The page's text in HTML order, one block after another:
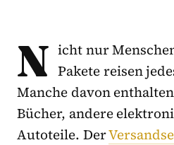
N icht nur
Pakete reisen
Manche davon
Bücher, andere
Autoteile. Der